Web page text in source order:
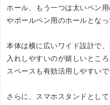
ホール、もう一つは太いペン
やボールペン用のホールとなっ
本体は横に広いワイド設計で
入れしやすいのが嬉しいとこ
スペースも有効活用しやすいで
さらに、スマホスタンドとし